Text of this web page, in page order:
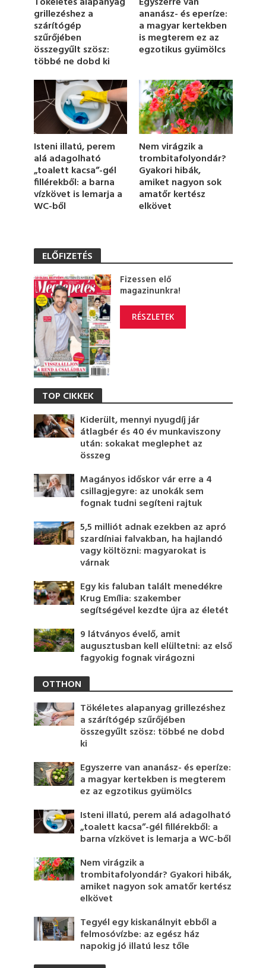
m
i
n
u
t
e
,
5
e
o
n
s
grillezéshez a
szárítógép
szűrőjében
összegyűlt szösz:
többé ne dobd ki
ananász- és eperíze:
a magyar kertekben
is megterem ez az
egzotikus gyümölcs
Isteni illatú, perem
alá adagolható
„toalett kacsa”-gél
fillérekből: a barna
vízkövet is lemarja a
WC-ből
Nem virágzik a
trombitafolyondár?
Gyakori hibák,
amiket nagyon sok
amatőr kertész
elkövet
ELŐFIZETÉS
Fizessen elő
magazinunkra!
RÉSZLETEK
TOP CIKKEK
Kiderült, mennyi nyugdíj jár
átlagbér és 40 év munkaviszony
után: sokakat meglephet az
összeg
Magányos időskor vár erre a 4
csillagjegyre: az unokák sem
fognak tudni segíteni rajtuk
5,5 milliót adnak ezekben az apró
szardíniai falvakban, ha hajlandó
vagy költözni: magyarokat is
várnak
Egy kis faluban talált menedékre
Krug Emília: szakember
segítségével kezdte újra az életét
9 látványos évelő, amit
augusztusban kell elültetni: az első
fagyokig fognak virágozni
OTTHON
Tökéletes alapanyag grillezéshez
a szárítógép szűrőjében
összegyűlt szösz: többé ne dobd
ki
Egyszerre van ananász- és eperíze:
a magyar kertekben is megterem
ez az egzotikus gyümölcs
Isteni illatú, perem alá adagolható
„toalett kacsa”-gél fillérekből: a
barna vízkövet is lemarja a WC-ből
Nem virágzik a
trombitafolyondár? Gyakori hibák,
amiket nagyon sok amatőr kertész
elkövet
Tegyél egy kiskanálnyit ebből a
felmosóvízbe: az egész ház
napokig jó illatú lesz tőle